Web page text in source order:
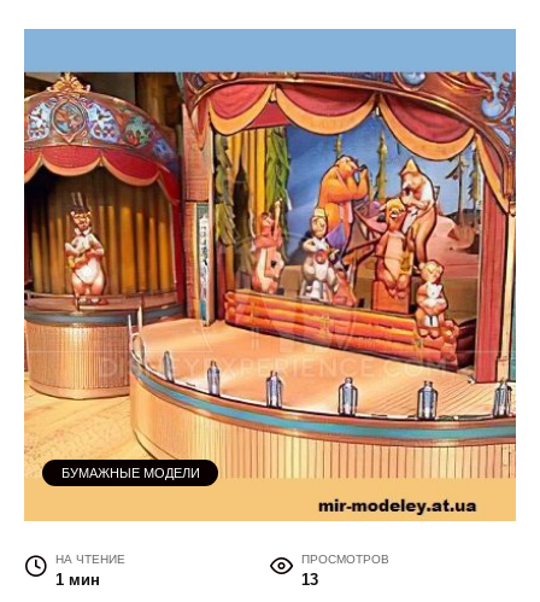
БУМАЖНЫЕ МОДЕЛИ
НА ЧТЕНИЕ
1 мин
ПРОСМОТРОВ
13